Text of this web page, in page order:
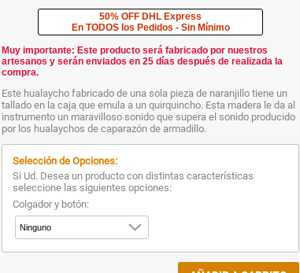
50% OFF DHL Express
En TODOS los Pedidos - Sin Mínimo
Muy importante: Este producto será fabricado por nuestros
artesanos y serán enviados en 25 días después de realizada la
compra.
Este hualaycho fabricado de una sola pieza de naranjillo tiene un
tallado en la caja que emula a un quirquincho. Esta madera le da al
instrumento un maravilloso sonido que supera el sonido producido
por los hualaychos de caparazón de armadillo.
Selección de Opciones:
Si Ud. Desea un producto con distintas características
seleccione las siguientes opciones:
Colgador y botón: